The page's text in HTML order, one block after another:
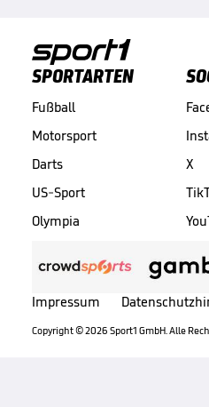
SPORTARTEN
Fußball
Motorsport
Darts
US-Sport
Olympia
X
Impressum
Copyright ©2026 Sport1 GmbH. Alle